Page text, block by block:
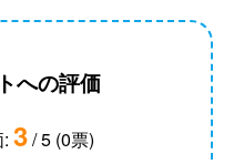
への評価
3/ 5 (0票)